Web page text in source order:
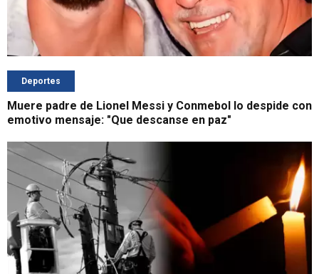
Deportes
Muere padre de Lionel Messi y Conmebol lo despide con
emotivo mensaje: "Que descanse en paz"